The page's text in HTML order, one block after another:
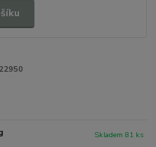
Skladem 81 ks